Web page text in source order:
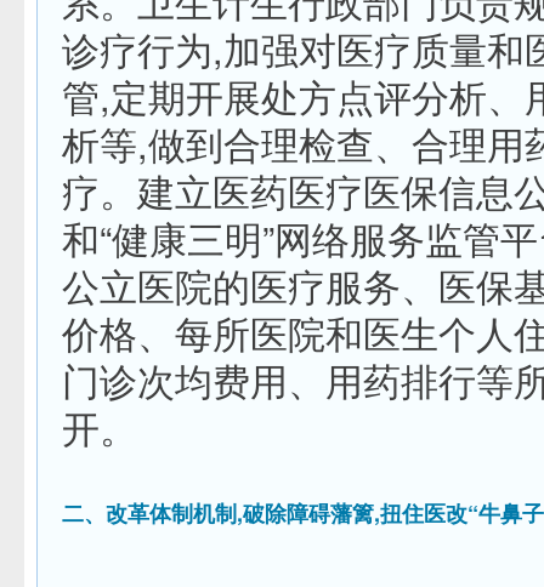
诊疗行为,加强对医疗质量和
管,定期开展处方点评分析、
析等,做到合理检查、合理用
疗。建立医药医疗医保信息
和“健康三明”网络服务监管
公立医院的医疗服务、医保
价格、每所医院和医生个人
门诊次均费用、用药排行等
开。
二、改革体制机制,破除障碍藩篱,扭住医改“牛鼻